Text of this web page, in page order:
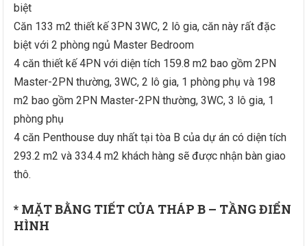
biệt
Căn 133 m2 thiết kế 3PN 3WC, 2 lô gia, căn này rất đặc
biệt với 2 phòng ngủ Master Bedroom
4 căn thiết kế 4PN với diện tích 159.8 m2 bao gồm 2PN
Master-2PN thường, 3WC, 2 lô gia, 1 phòng phụ và 198
m2 bao gồm 2PN Master-2PN thường, 3WC, 3 lô gia, 1
phòng phụ
4 căn Penthouse duy nhất tại tòa B của dự án có diện tích
293.2 m2 và 334.4 m2 khách hàng sẽ được nhận bàn giao
thô.
* MẶT BẰNG TIẾT CỦA THÁP B – TẦNG ĐIỂN
HÌNH